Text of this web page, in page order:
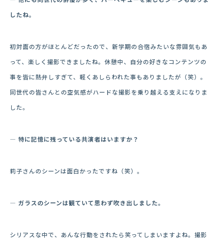
したね。
初対面の方がほとんどだったので、新学期の合宿みたいな雰囲気もあ
って、楽しく撮影できましたね。休憩中、自分の好きなコンテンツの
事を皆に熱弁しすぎて、軽くあしらわれた事もありましたが（笑）。
同世代の皆さんとの空気感がハードな撮影を乗り越える支えになりま
した。
― 特に記憶に残っている共演者はいますか？
莉子さんのシーンは面白かったですね（笑）。
― ガラスのシーンは観ていて思わず吹き出しました。
シリアスな中で、あんな行動をされたら笑ってしまいますよね。撮影